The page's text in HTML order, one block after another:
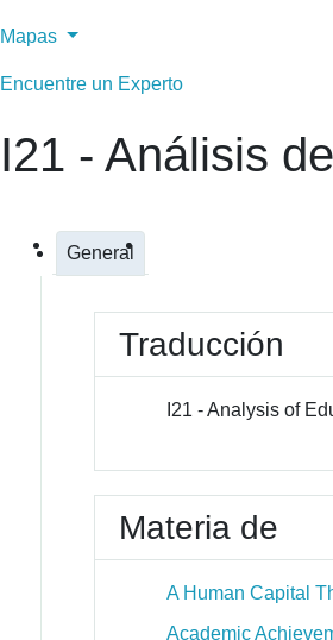
Mapas
Encuentre un Experto
I21 - Análisis
General
Traducción
I21 - Analysis of
Materia de
A Human Capital
Academic